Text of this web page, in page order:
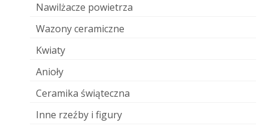
Nawilżacze powietrza
Wazony ceramiczne
Kwiaty
Anioły
Ceramika świąteczna
Inne rzeźby i figury